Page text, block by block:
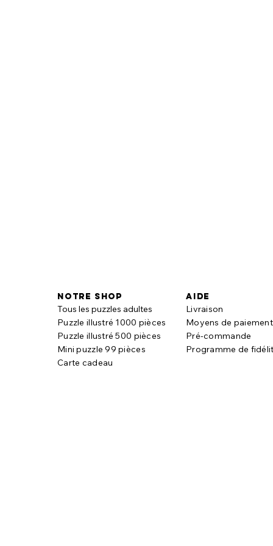
Notre shop
Tous les puzzles adultes
Puzzle illustré 1000 pièces
Puzzle illustré 500 pièces
Mini puzzle 99 pièces
Carte cadeau
aide
Livraison
Moyens de paiement
Pré-commande
Programme de